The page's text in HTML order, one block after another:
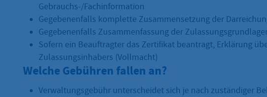
Gebrauchs-/Fachinformation
Gegebenenfalls komplette Zusammensetzung der
Gegebenenfalls Zusammenfassung der
Sofern ein Beauftragter das Zertifikat beantragt, Erklärung
Zulassungsinhabers (Vollmacht)
Welche Gebühren fallen an?
Verwaltungsgebühr unterscheidet sich je nach zuständiger